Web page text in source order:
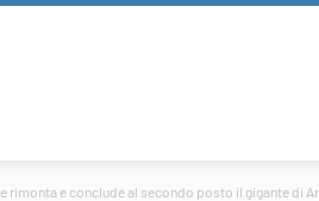
rimonta e conclude al secondo posto il gigante di